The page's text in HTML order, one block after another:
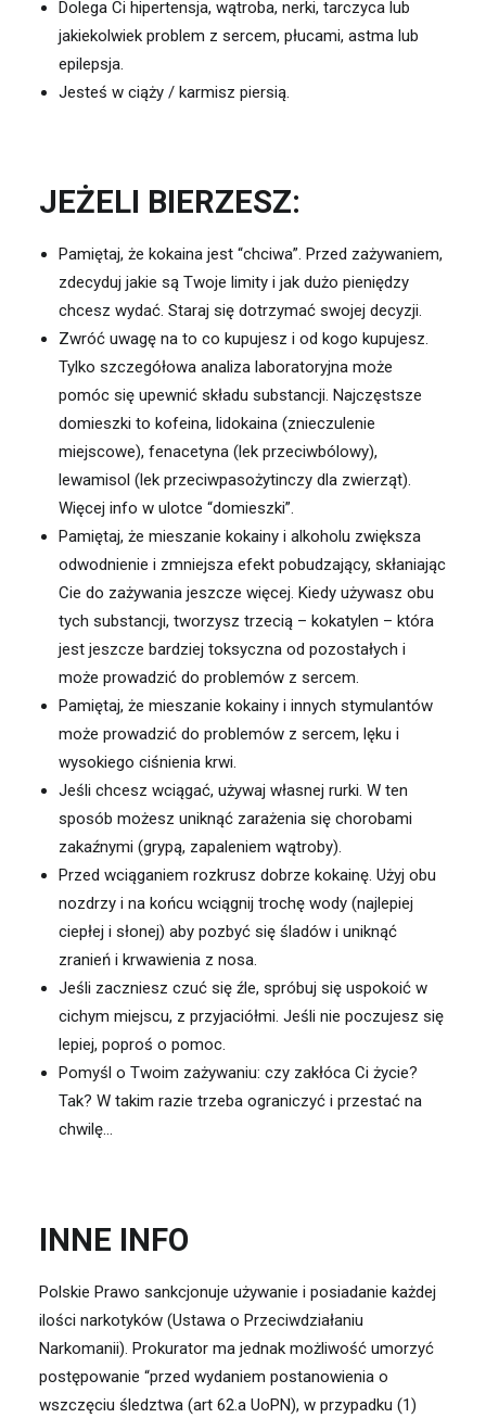
Dolega Ci hipertensja, wątroba, nerki, tarczyca lub
jakiekolwiek problem z sercem, płucami, astma lub
epilepsja.
Jesteś w ciąży / karmisz piersią.
JEŻELI BIERZESZ:
Pamiętaj, że kokaina jest “chciwa”. Przed zażywaniem,
zdecyduj jakie są Twoje limity i jak dużo pieniędzy
chcesz wydać. Staraj się dotrzymać swojej decyzji.
Zwróć uwagę na to co kupujesz i od kogo kupujesz.
Tylko szczegółowa analiza laboratoryjna może
pomóc się upewnić składu substancji. Najczęstsze
domieszki to kofeina, lidokaina (znieczulenie
miejscowe), fenacetyna (lek przeciwbólowy),
lewamisol (lek przeciwpasożytinczy dla zwierząt).
Więcej info w ulotce “domieszki”.
Pamiętaj, że mieszanie kokainy i alkoholu zwiększa
odwodnienie i zmniejsza efekt pobudzający, skłaniając
Cie do zażywania jeszcze więcej. Kiedy używasz obu
tych substancji, tworzysz trzecią – kokatylen – która
jest jeszcze bardziej toksyczna od pozostałych i
może prowadzić do problemów z sercem.
Pamiętaj, że mieszanie kokainy i innych stymulantów
może prowadzić do problemów z sercem, lęku i
wysokiego ciśnienia krwi.
Jeśli chcesz wciągać, używaj własnej rurki. W ten
sposób możesz uniknąć zarażenia się chorobami
zakaźnymi (grypą, zapaleniem wątroby).
Przed wciąganiem rozkrusz dobrze kokainę. Użyj obu
nozdrzy i na końcu wciągnij trochę wody (najlepiej
ciepłej i słonej) aby pozbyć się śladów i uniknąć
zranień i krwawienia z nosa.
Jeśli zaczniesz czuć się źle, spróbuj się uspokoić w
cichym miejscu, z przyjaciółmi. Jeśli nie poczujesz się
lepiej, poproś o pomoc.
Pomyśl o Twoim zażywaniu: czy zakłóca Ci życie?
Tak? W takim razie trzeba ograniczyć i przestać na
chwilę…
INNE INFO
Polskie Prawo sankcjonuje używanie i posiadanie każdej
ilości narkotyków (Ustawa o Przeciwdziałaniu
Narkomanii). Prokurator ma jednak możliwość umorzyć
postępowanie “przed wydaniem postanowienia o
wszczęciu śledztwa (art 62.a UoPN), w przypadku (1)